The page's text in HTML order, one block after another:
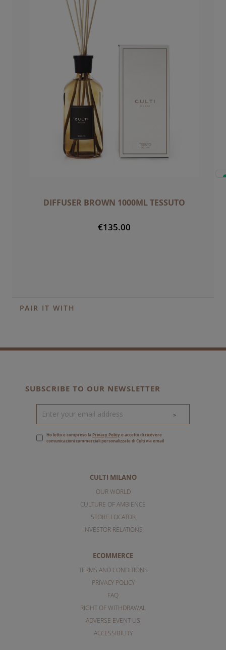
DIFFUSER BROWN 1000ML TESSUTO
€135.00
PAIR IT WITH
CULTI MILANO
OUR WORLD
CULTURE OF AMBIENCE
STORE LOCATOR
INVESTOR RELATIONS
ECOMMERCE
TERMS AND CONDITIONS
PRIVACY POLICY
FAQ
RIGHT OF WITHDRAWAL
ADVERSE EVENT US
ACCESSIBILITY
SUBSCRIBE TO OUR NEWSLETTER
>
Ho letto e compreso la Privacy Policye accetto di ricevere
comunicazioni commerciali personalizzate di Culti via email